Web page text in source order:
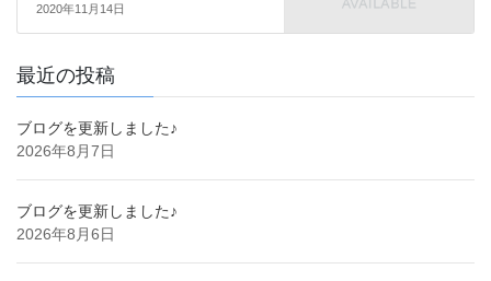
2020年11月14日
最近の投稿
ブログを更新しました♪
2026年8月7日
ブログを更新しました♪
2026年8月6日